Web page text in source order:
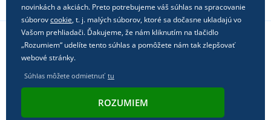
Sledujte nás na sociálnych sieťach
novinkách a akciách. Preto potrebujeme váš súhlas na spracovanie
súborovcookie, t. j. malých súborov, ktoré sa dočasne ukladajú vo
Vašom prehliadači. Ďakujeme, že nám kliknutím na tlačidlo
„Rozumiem“ udelíte tento súhlas a pomôžete nám tak zlepšovať
webové stránky.
Súhlas môžete odmietnuť tu
ROZUMIEM